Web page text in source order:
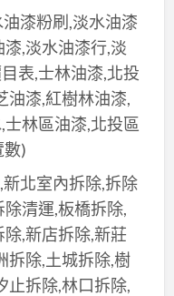
漆粉刷,淡水油漆
,淡水油漆行,淡
表,士林油漆,北投
油漆,紅樹林油漆,
林區油漆,北投區
數)
北室內拆除,拆除
清運,板橋拆除,
,新店拆除,新莊
拆除,土城拆除,樹
止拆除,林口拆除,